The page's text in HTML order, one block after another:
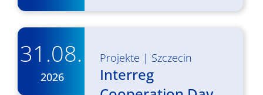
31.08.
2026
Projekte | Szczecin
Interreg